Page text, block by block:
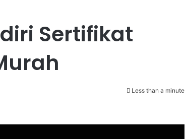
Sertifikat
Less than a minute